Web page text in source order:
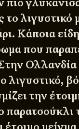
λιγυστικό
Κάποια
που
Ολλανδία
λιγυστικό,
την
παρατσούκλι